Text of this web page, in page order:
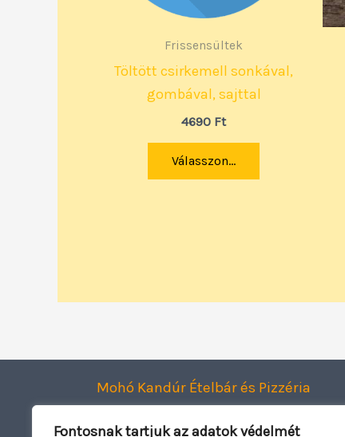
Fontosnak tartjuk az adatok védelmét
Frissensültek
Töltött csirkemell sonkával,
gombával, sajttal
4690 Ft
Válasszon...
Mohó Kandúr Ételbár és Pizzéria